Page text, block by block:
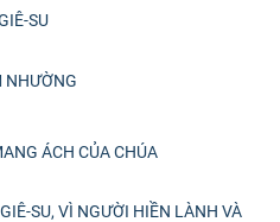
SU
NHƯỜNG
ÁCH CỦA CHÚA
SU, VÌ NGƯỜI HIỀN LÀNH VÀ